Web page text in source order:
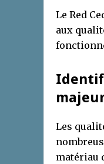
Le Red
aux
Les
matériau